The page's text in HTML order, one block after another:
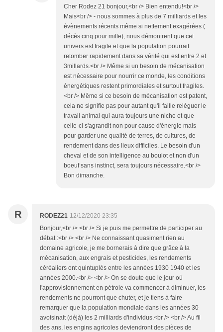
Cher Rodez 21 bonjour,<br /> Bien entendu!<br />
Mais<br /> - nous sommes à plus de 7 milliards et les
évènements récents même si nettement exagérées (
décès cinq pour mille), nous démontrent que cet
univers est fragile et que la population pourrait
retomber rapidement dans sa vérité qui est entre 2 et
3millards.<br /> Même si un besoin de mécanisation
est nécessaire pour nourrir ce monde, les conditions
énergétiques restent primordiales et surtout fragiles.
<br /> Même si ce besoin de mécanisation est patent,
cela ne signifie pas pour autant qu'il faille reléguer le
travail animal qui aura toujours une niche et que
celle-ci s'agrandit non pour cause d'énergie mais
pour garder une qualité de terres, de cultures, de
rendement dans des lieux difficiles. Le besoin d'un
cheval et de son intelligence au boulot et non d'un
boeuf sans instinct, sera toujours nécessaire.<br />
Bon dimanche.
R RODEZ21 12/12/2020 23:35
Bonjour,<br /> <br /> Si je puis me permettre de participer au
débat :<br /> <br /> Ne connaissant quasiment rien au
domaine agricole, je me bornerais à dire que grâce à la
mécanisation, aux engrais et pesticides, les rendements
céréaliers ont quintuplés entre les années 1930 1940 et les
années 2000.<br /> <br /> On se doute que le jour où
l'approvisionnement en pétrole va commencer à diminuer, les
rendements ne pourront que chuter, et je tiens à faire
remarquer que la population mondiale dans les années 30
avoisinait (déjà) les 2 milliards d'individus.<br /> <br /> Au fil
des ans, les engins agricoles deviendront des pièces de